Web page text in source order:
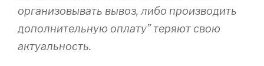
организовывать вывоз, либо производить
дополнительную оплату” теряют свою
актуальность.